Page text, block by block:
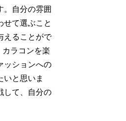
。自分の雰囲
せて選ぶこと
えることがで
カラコンを楽
ッションへの
いと思いま
して、自分の